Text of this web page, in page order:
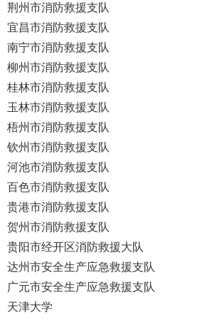
荆州市消防救援支队
宜昌市消防救援支队
南宁市消防救援支队
柳州市消防救援支队
桂林市消防救援支队
玉林市消防救援支队
梧州市消防救援支队
钦州市消防救援支队
河池市消防救援支队
百色市消防救援支队
贵港市消防救援支队
贺州市消防救援支队
贵阳市经开区消防救援大队
达州市安全生产应急救援支队
广元市安全生产应急救援支队
天津大学